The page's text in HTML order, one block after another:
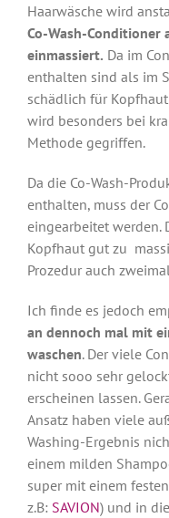
Haarwäsche wird
Co-Wash-
einmassiert. Da im
enthalten sind als im
schädlich für
wird besonders bei
Methode gegriffen.
Da die Co-Wash-
enthalten, muss der
eingearbeitet werden.
Kopfhaut gut zu
Prozedur auch
Ich finde es jedoch
an dennoch mal mit
waschen. Der viele
nicht sooo sehr
erscheinen lassen.
Ansatz haben viele
Washing-Ergebnis
einem milden
super mit einem
z.B: SAVION) und in